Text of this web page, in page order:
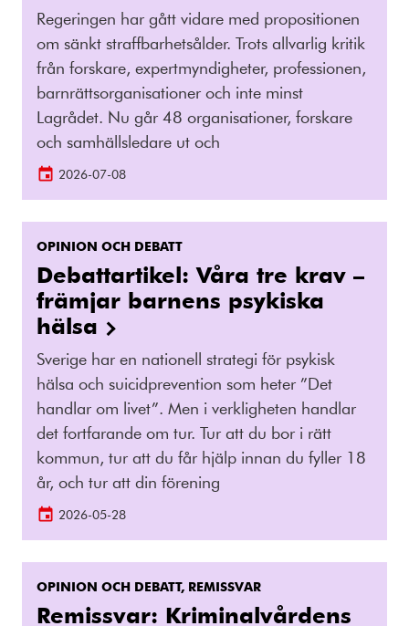
Regeringen har gått vidare med propositionen
om sänkt straffbarhetsålder. Trots allvarlig kritik
från forskare, expertmyndigheter, professionen,
barnrättsorganisationer och inte minst
Lagrådet. Nu går 48 organisationer, forskare
och samhällsledare ut och
2026-07-08
OPINION OCH DEBATT
Debattartikel: Våra tre krav –
främjar barnens psykiska
hälsa
Sverige har en nationell strategi för psykisk
hälsa och suicidprevention som heter ”Det
handlar om livet”. Men i verkligheten handlar
det fortfarande om tur. Tur att du bor i rätt
kommun, tur att du får hjälp innan du fyller 18
år, och tur att din förening
2026-05-28
OPINION OCH DEBATT, REMISSVAR
Remissvar: Kriminalvårdens